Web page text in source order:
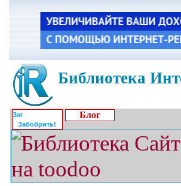
Библиотека
Забобрить!
Блог